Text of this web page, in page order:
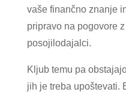
vaše finančno znanje
pripravo na pogovore
posojilodajalci.
Kljub temu pa
jih je treba upoštevati.